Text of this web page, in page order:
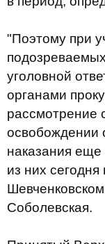
"Поэтому при
уголовной
органами
рассмотрение
освобождении
наказания еще
из них
Соболевская.